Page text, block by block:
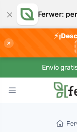
× Ferwer:
×
⚡
Envío